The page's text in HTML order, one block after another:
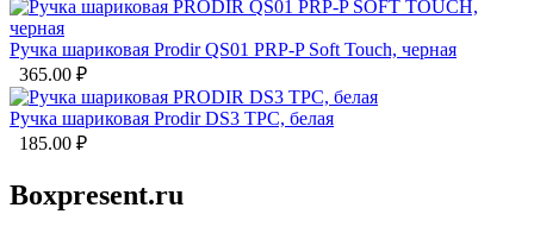
Ручка шариковая Prodir QS01 PRP-P Soft Touch, черная
365.00 ₽
Ручка шариковая Prodir DS3 TPC, белая
185.00 ₽
Boxpresent.ru